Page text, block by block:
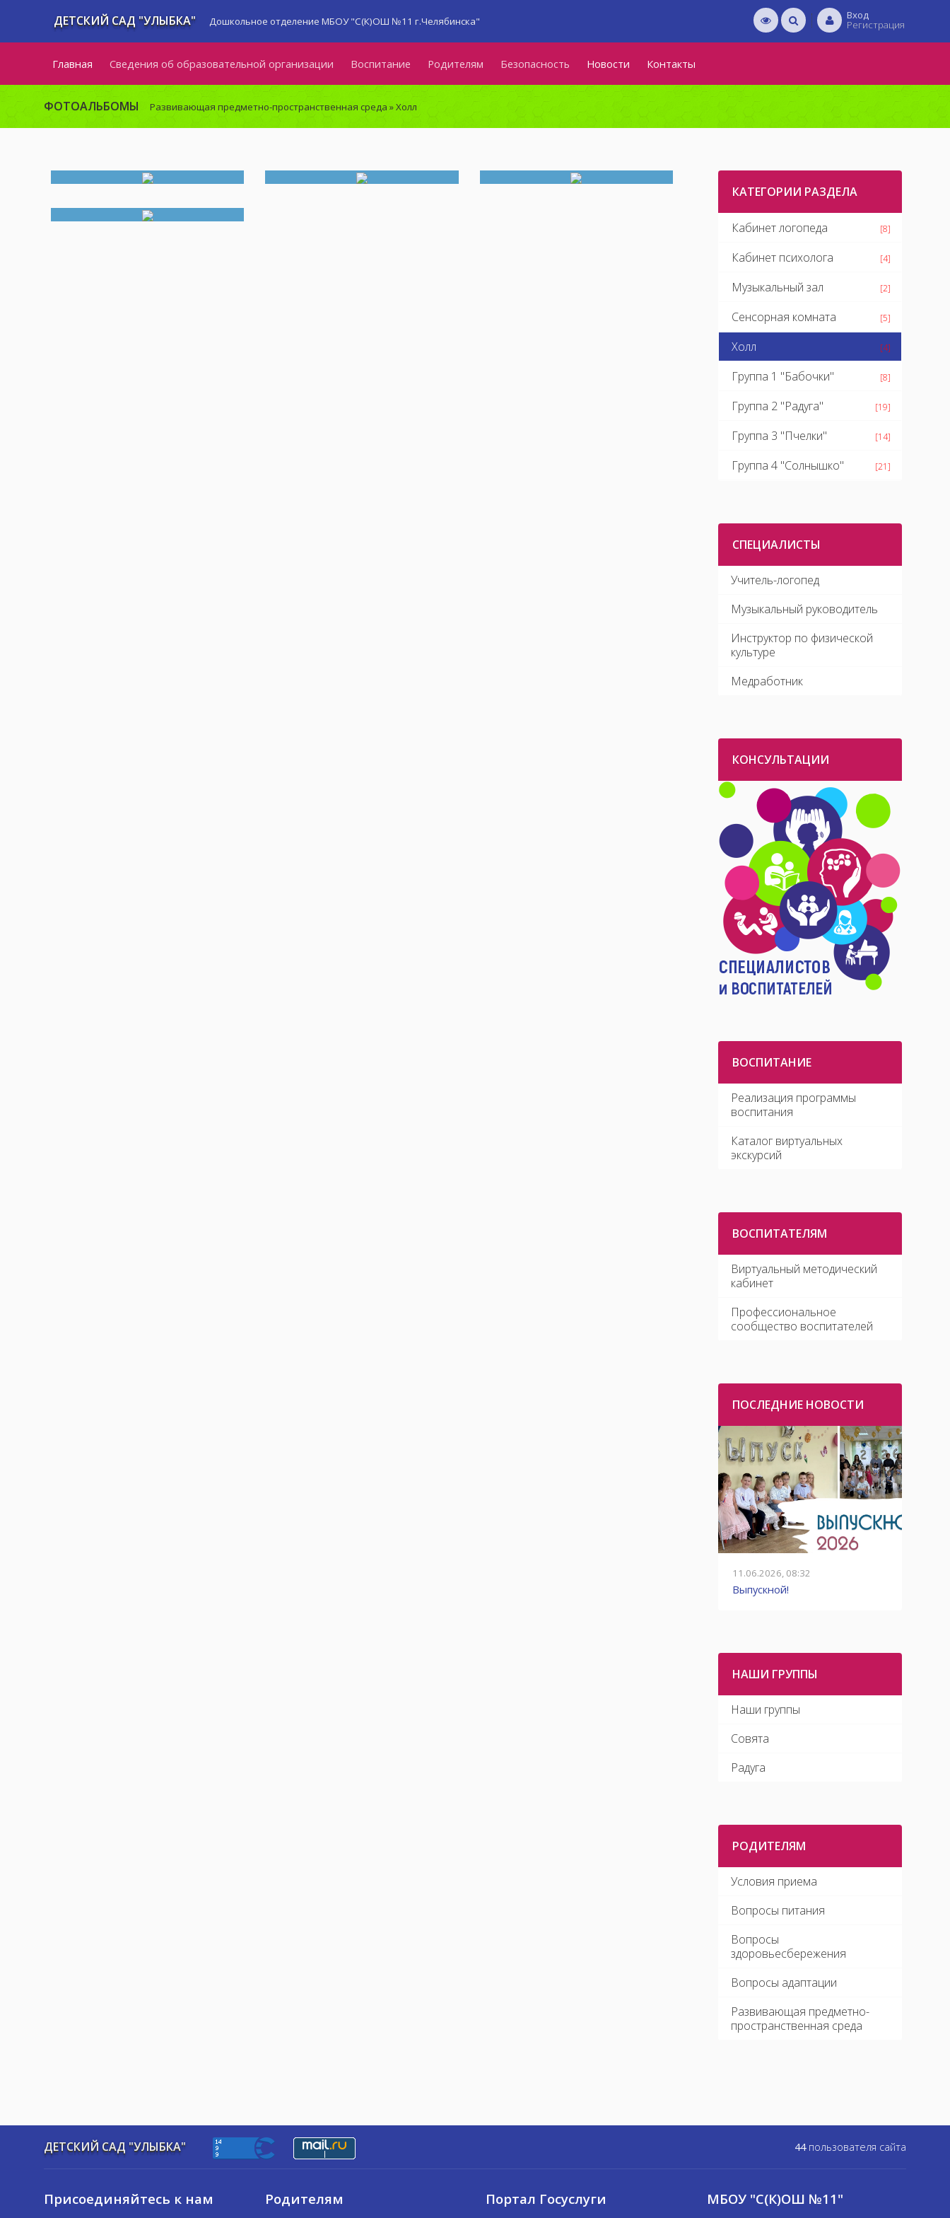
ДЕТСКИЙ САД "УЛЫБКА" Дошкольное отделение МБОУ "С(К)ОШ №11 г.Челябинска" Вход
Регистрация
Главная Сведения об образовательной организации Воспитание Родителям Безопасность Новости Контакты
ФОТОАЛЬБОМЫ Развивающая предметно-пространственная среда » Холл
КАТЕГОРИИ РАЗДЕЛА
Кабинет логопеда [8]
Кабинет психолога [4]
Музыкальный зал [2]
Сенсорная комната [5]
Холл [4]
Группа 1 "Бабочки" [8]
Группа 2 "Радуга" [19]
Группа 3 "Пчелки" [14]
Группа 4 "Солнышко" [21]
СПЕЦИАЛИСТЫ
Учитель-логопед
Музыкальный руководитель
Инструктор по физической
культуре
Медработник
КОНСУЛЬТАЦИИ
ВОСПИТАНИЕ
Реализация программы
воспитания
Каталог виртуальных
экскурсий
ВОСПИТАТЕЛЯМ
Виртуальный методический
кабинет
Профессиональное
сообщество воспитателей
ПОСЛЕДНИЕ НОВОСТИ
11.06.2026, 08:32
Выпускной!
НАШИ ГРУППЫ
Наши группы
Совята
Радуга
РОДИТЕЛЯМ
Условия приема
Вопросы питания
Вопросы
здоровьесбережения
Вопросы адаптации
Развивающая предметно-
пространственная среда
ДЕТСКИЙ САД "УЛЫБКА" 44пользователя сайта
Присоединяйтесь к нам Родителям Портал Госуслуги МБОУ "С(К)ОШ №11"